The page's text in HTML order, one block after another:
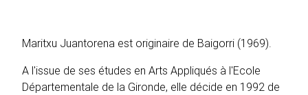
Maritxu Juantorena est originaire de Baigorri (1969).
A l'issue de ses études en Arts Appliqués à l'Ecole
Départementale de la Gironde, elle décide en 1992 de